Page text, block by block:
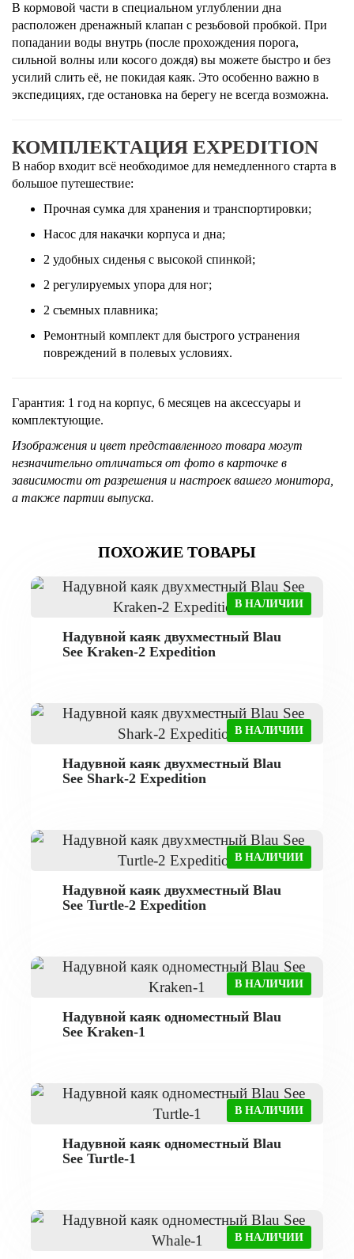
В кормовой части в специальном углублении дна
расположен дренажный клапан с резьбовой пробкой. При
попадании воды внутрь (после прохождения порога,
сильной волны или косого дождя) вы можете быстро и без
усилий слить её, не покидая каяк. Это особенно важно в
экспедициях, где остановка на берегу не всегда возможна.
КОМПЛЕКТАЦИЯ EXPEDITION
В набор входит всё необходимое для немедленного старта в
большое путешествие:
Прочная сумка для хранения и транспортировки;
Насос для накачки корпуса и дна;
2 удобных сиденья с высокой спинкой;
2 регулируемых упора для ног;
2 съемных плавника;
Ремонтный комплект для быстрого устранения
повреждений в полевых условиях.
Гарантия: 1 год на корпус, 6 месяцев на аксессуары и
комплектующие.
Изображения и цвет представленного товара могут
незначительно отличаться от фото в карточке в
зависимости от разрешения и настроек вашего монитора,
а также партии выпуска.
ПОХОЖИЕ ТОВАРЫ
В НАЛИЧИИ
Надувной каяк двухместный Blau
See Kraken-2 Expedition
В НАЛИЧИИ
Надувной каяк двухместный Blau
See Shark-2 Expedition
В НАЛИЧИИ
Надувной каяк двухместный Blau
See Turtle-2 Expedition
В НАЛИЧИИ
Надувной каяк одноместный Blau
See Kraken-1
В НАЛИЧИИ
Надувной каяк одноместный Blau
See Turtle-1
В НАЛИЧИИ